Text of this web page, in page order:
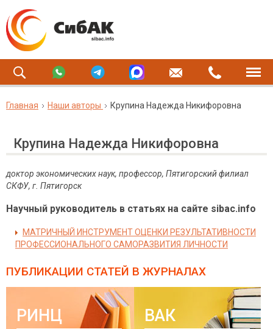
Главная Наши авторы Крупина Надежда Никифоровна
Крупина Надежда Никифоровна
доктор экономических наук, профессор, Пятигорский филиал
СКФУ, г. Пятигорск
Научный руководитель в статьях на сайте sibac.info
МАТРИЧНЫЙ ИНСТРУМЕНТ ОЦЕНКИ РЕЗУЛЬТАТИВНОСТИ
ПРОФЕССИОНАЛЬНОГО САМОРАЗВИТИЯ ЛИЧНОСТИ
ПУБЛИКАЦИИ СТАТЕЙ В ЖУРНАЛАХ
РИНЦ ВАК